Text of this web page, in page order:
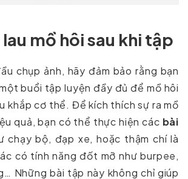
mồ hôi sau khi tập
chụp ảnh, hãy đảm bảo rằng bạn
buổi tập luyện đầy đủ để mồ hôi
khắp cơ thể. Để kích thích sự ra mồ
quả, bạn có thể thực hiện các bài
chạy bộ, đạp xe, hoặc thậm chí là
có tính năng đốt mỡ như burpee,
Những bài tập này không chỉ giúp